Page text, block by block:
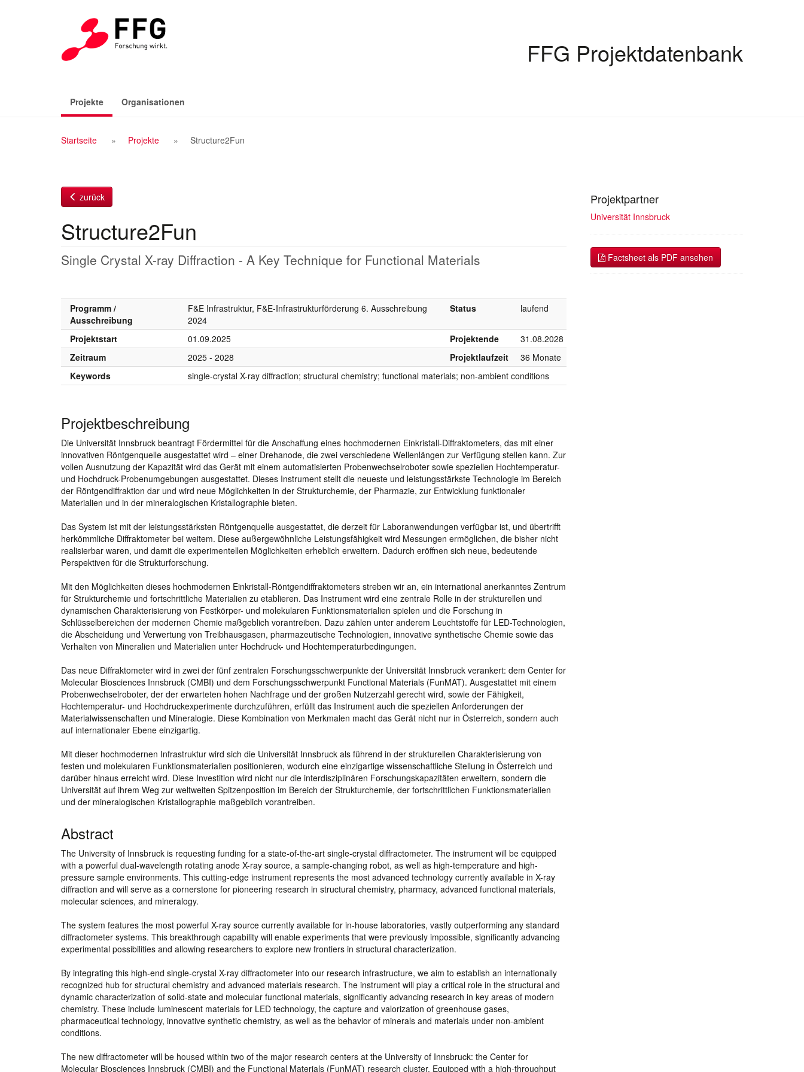
FFG Projektdatenbank
Projekte(aktiv)Organisationen
Breadcrumb
Startseite Projekte Structure2Fun
zurück
Structure2Fun
Single Crystal X-ray Diffraction - A Key Technique for Functional Materials
Programm /
Ausschreibung
F&E Infrastruktur, F&E-Infrastrukturförderung 6. Ausschreibung
2024
Status laufend
Projektstart 01.09.2025 Projektende
31.08.2028
Zeitraum
2025 - 2028 Projektlaufzeit
36 Monate
Keywords
single-crystal X-ray diffraction; structural chemistry; functional materials; non-ambient conditions
Projektbeschreibung
Die Universität Innsbruck beantragt Fördermittel für die Anschaffung eines hochmodernen Einkristall-Diffraktometers, das mit einer
innovativen Röntgenquelle ausgestattet wird – einer Drehanode, die zwei verschiedene Wellenlängen zur Verfügung stellen kann. Zur
vollen Ausnutzung der Kapazität wird das Gerät mit einem automatisierten Probenwechselroboter sowie speziellen Hochtemperatur-
und Hochdruck-Probenumgebungen ausgestattet. Dieses Instrument stellt die neueste und leistungsstärkste Technologie im Bereich
der Röntgendiffraktion dar und wird neue Möglichkeiten in der Strukturchemie, der Pharmazie, zur Entwicklung funktionaler
Materialien und in der mineralogischen Kristallographie bieten.
Das System ist mit der leistungsstärksten Röntgenquelle ausgestattet, die derzeit für Laboranwendungen verfügbar ist, und übertrifft
herkömmliche Diffraktometer bei weitem. Diese außergewöhnliche Leistungsfähigkeit wird Messungen ermöglichen, die bisher nicht
realisierbar waren, und damit die experimentellen Möglichkeiten erheblich erweitern. Dadurch eröffnen sich neue, bedeutende
Perspektiven für die Strukturforschung.
Mit den Möglichkeiten dieses hochmodernen Einkristall-Röntgendiffraktometers streben wir an, ein international anerkanntes Zentrum
für Strukturchemie und fortschrittliche Materialien zu etablieren. Das Instrument wird eine zentrale Rolle in der strukturellen und
dynamischen Charakterisierung von Festkörper- und molekularen Funktionsmaterialien spielen und die Forschung in
Schlüsselbereichen der modernen Chemie maßgeblich vorantreiben. Dazu zählen unter anderem Leuchtstoffe für LED-Technologien,
die Abscheidung und Verwertung von Treibhausgasen, pharmazeutische Technologien, innovative synthetische Chemie sowie das
Verhalten von Mineralien und Materialien unter Hochdruck- und Hochtemperaturbedingungen.
Das neue Diffraktometer wird in zwei der fünf zentralen Forschungsschwerpunkte der Universität Innsbruck verankert: dem Center for
Molecular Biosciences Innsbruck (CMBI) und dem Forschungsschwerpunkt Functional Materials (FunMAT). Ausgestattet mit einem
Probenwechselroboter, der der erwarteten hohen Nachfrage und der großen Nutzerzahl gerecht wird, sowie der Fähigkeit,
Hochtemperatur- und Hochdruckexperimente durchzuführen, erfüllt das Instrument auch die speziellen Anforderungen der
Materialwissenschaften und Mineralogie. Diese Kombination von Merkmalen macht das Gerät nicht nur in Österreich, sondern auch
auf internationaler Ebene einzigartig.
Mit dieser hochmodernen Infrastruktur wird sich die Universität Innsbruck als führend in der strukturellen Charakterisierung von
festen und molekularen Funktionsmaterialien positionieren, wodurch eine einzigartige wissenschaftliche Stellung in Österreich und
darüber hinaus erreicht wird. Diese Investition wird nicht nur die interdisziplinären Forschungskapazitäten erweitern, sondern die
Universität auf ihrem Weg zur weltweiten Spitzenposition im Bereich der Strukturchemie, der fortschrittlichen Funktionsmaterialien
und der mineralogischen Kristallographie maßgeblich vorantreiben.
Abstract
The University of Innsbruck is requesting funding for a state-of-the-art single-crystal diffractometer. The instrument will be equipped
with a powerful dual-wavelength rotating anode X-ray source, a sample-changing robot, as well as high-temperature and high-
pressure sample environments. This cutting-edge instrument represents the most advanced technology currently available in X-ray
diffraction and will serve as a cornerstone for pioneering research in structural chemistry, pharmacy, advanced functional materials,
molecular sciences, and mineralogy.
The system features the most powerful X-ray source currently available for in-house laboratories, vastly outperforming any standard
diffractometer systems. This breakthrough capability will enable experiments that were previously impossible, significantly advancing
experimental possibilities and allowing researchers to explore new frontiers in structural characterization.
By integrating this high-end single-crystal X-ray diffractometer into our research infrastructure, we aim to establish an internationally
recognized hub for structural chemistry and advanced materials research. The instrument will play a critical role in the structural and
dynamic characterization of solid-state and molecular functional materials, significantly advancing research in key areas of modern
chemistry. These include luminescent materials for LED technology, the capture and valorization of greenhouse gases,
pharmaceutical technology, innovative synthetic chemistry, as well as the behavior of minerals and materials under non-ambient
conditions.
The new diffractometer will be housed within two of the major research centers at the University of Innsbruck: the Center for
Molecular Biosciences Innsbruck (CMBI) and the Functional Materials (FunMAT) research cluster. Equipped with a high-throughput
Projektpartner
Universität Innsbruck
Factsheet als PDF ansehen